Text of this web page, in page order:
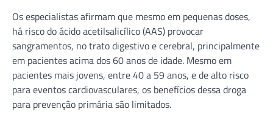
Os especialistas afirmam que mesmo em pequenas doses,
há risco do ácido acetilsalicílico (AAS) provocar
sangramentos, no trato digestivo e cerebral, principalmente
em pacientes acima dos 60 anos de idade. Mesmo em
pacientes mais jovens, entre 40 a 59 anos, e de alto risco
para eventos cardiovasculares, os benefícios dessa droga
para prevenção primária são limitados.